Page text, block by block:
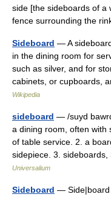
side [the sideboards of a
fence surrounding the
Sideboard — A
in the dining room for
such as silver, and for
cabinets, or cupboards,
Wikipedia
sideboard — /suyd
a dining room, often with
of table service. 2. a
sidepiece. 3.
Universalium
Sideboard — Side|board